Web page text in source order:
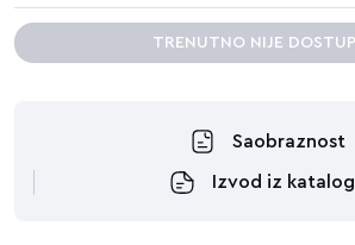
TRENUTNO NIJE
Saobraznost
Izvod iz